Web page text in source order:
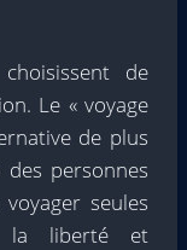
de
Le « voyage
de plus
personnes
seules
la liberté et